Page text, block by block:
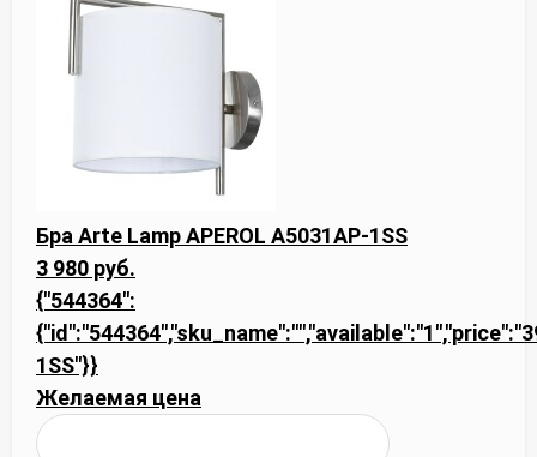
Бра Arte Lamp APEROL A5031AP-1SS
3 980 руб.
{"544364":
1SS"}}
Желаемая цена